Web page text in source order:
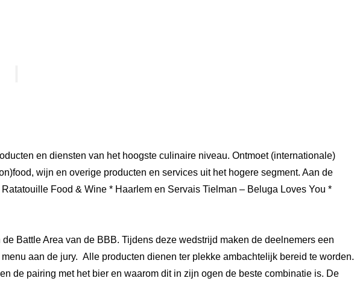
en diensten van het hoogste culinaire niveau. Ontmoet (internationale)
wijn en overige producten en services uit het hogere segment. Aan de
Food & Wine * Haarlem en Servais Tielman – Beluga Loves You *
Battle Area van de BBB. Tijdens deze wedstrijd maken de deelnemers een
aan de jury.  Alle producten dienen ter plekke ambachtelijk bereid te worden.
de pairing met het bier en waarom dit in zijn ogen de beste combinatie is. De